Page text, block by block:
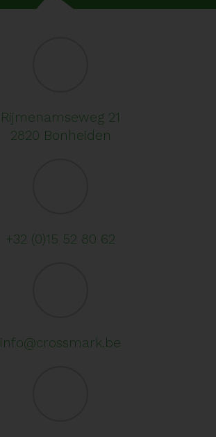
Rijmenamseweg 21
2820 Bonheiden
+32 (0)15 52 80 62
info@crossmark.be